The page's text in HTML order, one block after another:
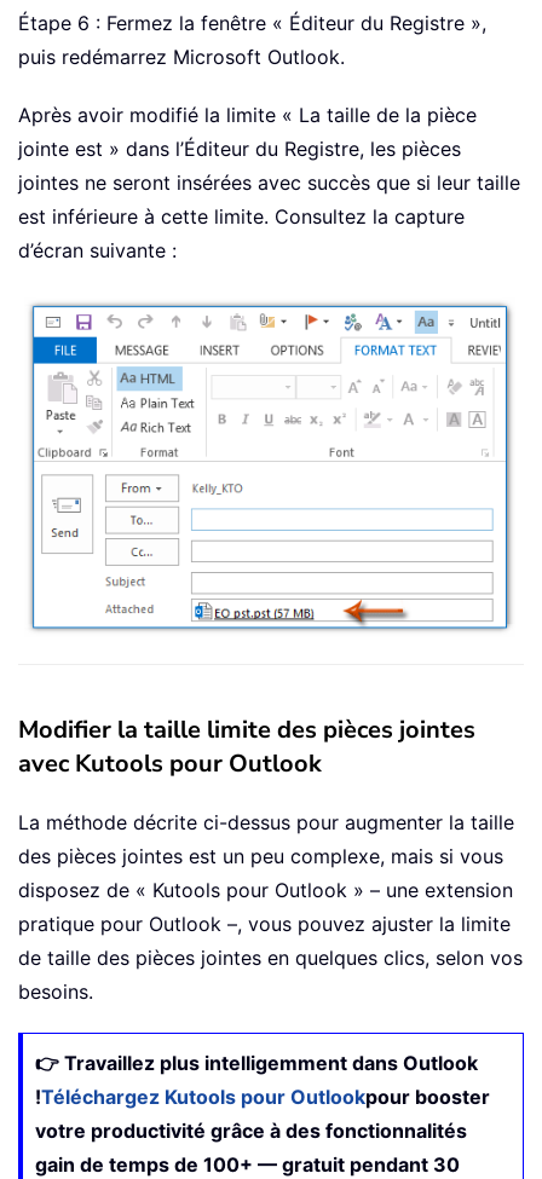
Étape 6 : Fermez la fenêtre « Éditeur du Registre »,
puis redémarrez Microsoft Outlook.
Après avoir modifié la limite « La taille de la pièce
jointe est » dans l’Éditeur du Registre, les pièces
jointes ne seront insérées avec succès que si leur taille
est inférieure à cette limite. Consultez la capture
d’écran suivante :
Modifier la taille limite des pièces jointes
avec Kutools pour Outlook
La méthode décrite ci-dessus pour augmenter la taille
des pièces jointes est un peu complexe, mais si vous
disposez de « Kutools pour Outlook » – une extension
pratique pour Outlook –, vous pouvez ajuster la limite
de taille des pièces jointes en quelques clics, selon vos
besoins.
👉 Travaillez plus intelligemment dans Outlook
!Téléchargez Kutools pour Outlookpour booster
votre productivité grâce à des fonctionnalités
gain de temps de 100+ — gratuit pendant 30